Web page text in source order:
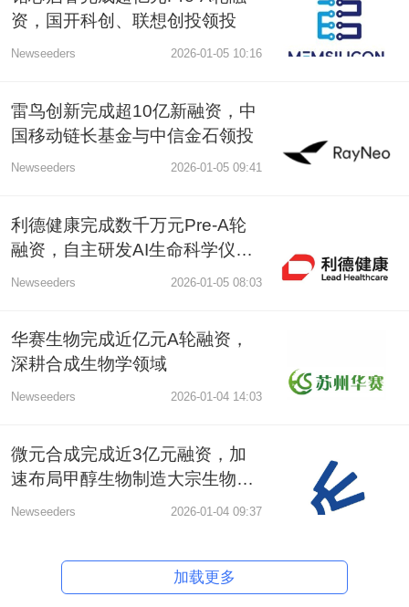
资，国开科创、联想创投领投
Newseeders 2026-01-05 10:16
雷鸟创新完成超10亿新融资，中
国移动链长基金与中信金石领投
Newseeders 2026-01-05 09:41
利德健康完成数千万元Pre-A轮
融资，自主研发AI生命科学仪器
和生物智造装备
Newseeders 2026-01-05 08:03
华赛生物完成近亿元A轮融资，
深耕合成生物学领域
Newseeders 2026-01-04 14:03
微元合成完成近3亿元融资，加
速布局甲醇生物制造大宗生物基
产品管线
Newseeders 2026-01-04 09:37
加载更多